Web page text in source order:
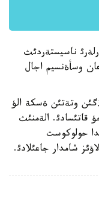
ناسيستةردئث
وسأةنسيم اجال
وتةتئن ةسكة الؤ
قاتئسادئ. الةمنئث
حولوكوست
شامدار جاعئلادئ.